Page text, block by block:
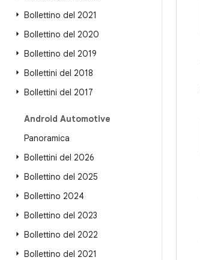
Bollettino del 2021
Bollettino del 2020
Bollettino del 2019
Bollettini del 2018
Bollettini del 2017
Android Automotive
Panoramica
Bollettini del 2026
Bollettino del 2025
Bollettino 2024
Bollettino del 2023
Bollettino del 2022
Bollettino del 2021